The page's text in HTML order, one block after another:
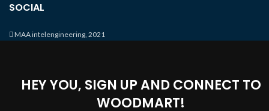
SOCIAL
MAA intelengineering, 2021
HEY YOU, SIGN UP AND CONNECT TO
WOODMART!